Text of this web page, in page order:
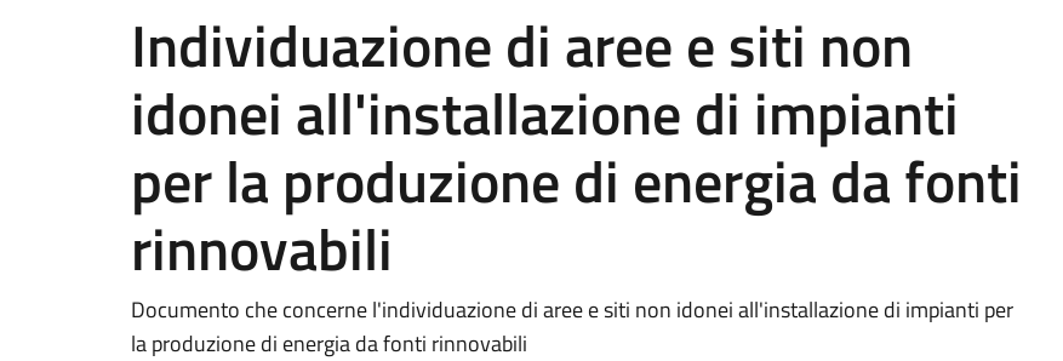
Individuazione di aree e siti non
idonei all'installazione di impianti
per la produzione di energia da fonti
rinnovabili
Documento che concerne l'individuazione di aree e siti non idonei all'installazione di impianti per
la produzione di energia da fonti rinnovabili